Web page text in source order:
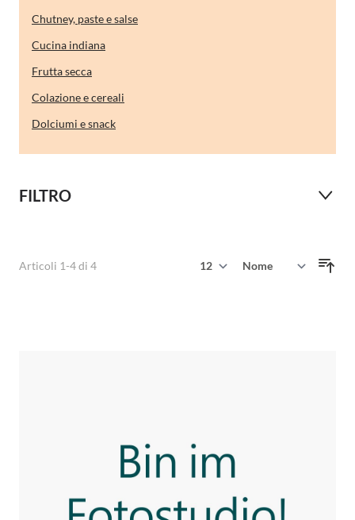
Chutney, paste e salse
Cucina indiana
Frutta secca
Colazione e cereali
Dolciumi e snack
FILTRO
Articoli 1-4di 4
Ordina per